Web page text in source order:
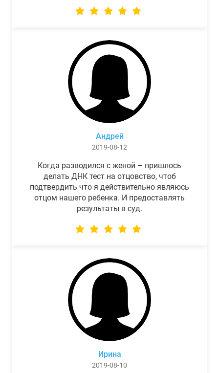
Андрей
2019-08-12
Когда разводился с женой – пришлось
делать ДНК тест на отцовство, чтоб
подтвердить что я действительно являюсь
отцом нашего ребенка. И предоставлять
результаты в суд.
Ирина
2019-08-10